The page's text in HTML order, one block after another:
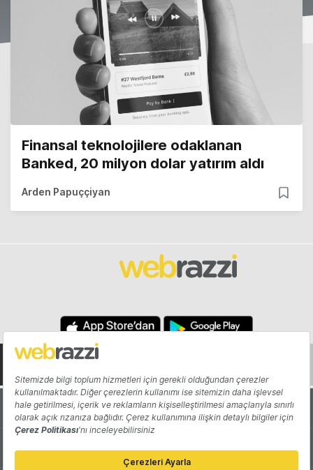
Finansal teknolojilere odaklanan
Banked, 20 milyon dolar yatırım aldı
Arden Papuççiyan
Hakkında Yazarlar
Katkıda Bulun Reklam